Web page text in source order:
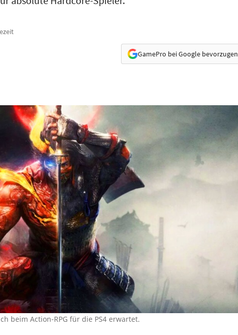
GamePro bei Google bevorzugen
beim Action-RPG für die PS4 erwartet.